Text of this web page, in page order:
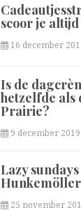
scoor je
16 december
Is de
hetzelfde als
Prairie?
9 december 2019
Lazy
Hunkemöller
25 november